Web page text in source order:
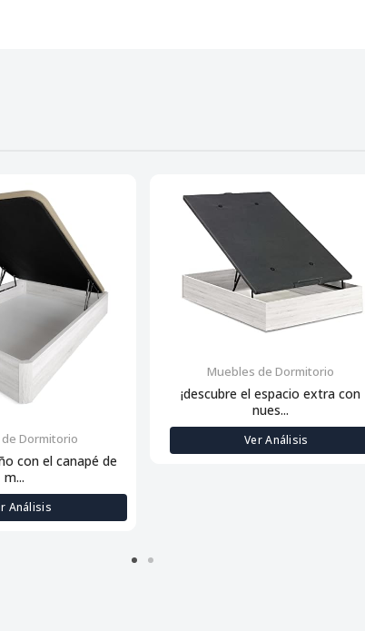
Dormitorio
con el canapé de
m...
Análisis
Muebles de Dormitorio
¡descubre el espacio extra con
nues...
Ver Análisis